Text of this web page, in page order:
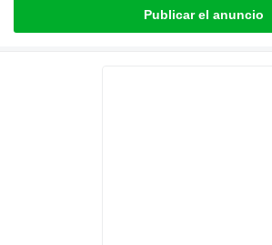
Publicar el anuncio